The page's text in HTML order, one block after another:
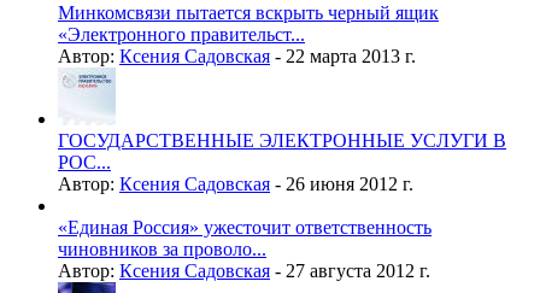
Минкомсвязи пытается вскрыть черный ящик
«Электронного правительст...
Автор: Ксения Садовская - 22 марта 2013 г.
ГОСУДАРСТВЕННЫЕ ЭЛЕКТРОННЫЕ УСЛУГИ В
РОС...
Автор: Ксения Садовская - 26 июня 2012 г.
«Единая Россия» ужесточит ответственность
чиновников за проволо...
Автор: Ксения Садовская - 27 августа 2012 г.